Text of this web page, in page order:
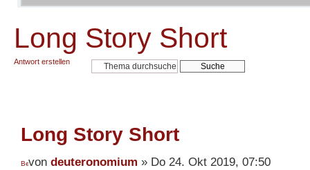
Long Story Short
Antwort erstellen
Long Story Short
von deuteronomium » Do 24. Okt 2019, 07:50